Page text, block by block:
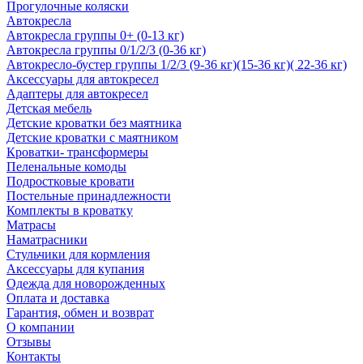
Прогулочные коляски
Автокресла
Автокресла группы 0+ (0-13 кг)
Автокресла группы 0/1/2/3 (0-36 кг)
Автокресло-бустер группы 1/2/3 (9-36 кг)(15-36 кг)( 22-36 кг)
Аксессуары для автокресел
Адаптеры для автокресел
Детская мебель
Детские кроватки без маятника
Детские кроватки с маятником
Кроватки- трансформеры
Пеленальные комоды
Подростковые кровати
Постельные принадлежности
Комплекты в кроватку
Матрасы
Наматрасники
Стульчики для кормления
Аксессуары для купания
Одежда для новорожденных
Оплата и доставка
Гарантия, обмен и возврат
О компании
Отзывы
Контакты